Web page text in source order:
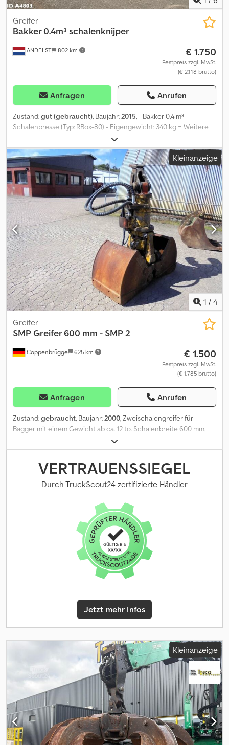
ANDELST 802 km
Greifer
Bakker 0.4m³ schalenknijper
€ 1.750
Festpreis zzgl. MwSt.
(€ 2.118 brutto)
Anfragen Anrufen
Zustand:gut (gebraucht), Baujahr:2015, - Bakker 0,4 m³
Schalenpresse (Typ: RBox-80) - Eigengewicht: 340 kg = Weitere
Informationen = Abmessungen (L x B x H): 82 x 140 x 100 cm
Technischer Zustand: gut Optischer Zustand: gut Cjdpfx Agozp
Ruujuorf Hersteller: Clean Mat Trucks B.V. Wageningsestraat 17
6673DB ANDELST, NL
Kleinanzeige
1 / 4
Coppenbrügge 625 km
Greifer
SMP Greifer 600 mm - SMP 2
€ 1.500
Festpreis zzgl. MwSt.
(€ 1.785 brutto)
Anfragen Anrufen
Zustand:gebraucht, Baujahr:2000, Zweischalengreifer für
Bagger mit einem Gewicht ab ca. 12 to. Schalenbreite 600 mm,
hydr. um 360° drehbar. Inkl. Schläuche. Greiferaufhängung
passend für SWE SMP 2. = Weitere Informationen = Cedpfjzl N
Eqsx Agujrf Verwendungszweck: Bauwesen Wenden Sie sich an
Jan-Marc Schwickert, um weitere Informationen zu erhalten.
VERTRAUENSSIEGEL
Durch TruckScout24 zertifizierte Händler
Jetzt mehr Infos
Kleinanzeige